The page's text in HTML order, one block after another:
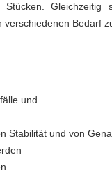
Gleichzeitig
Bedarf
und
Stabilität und von